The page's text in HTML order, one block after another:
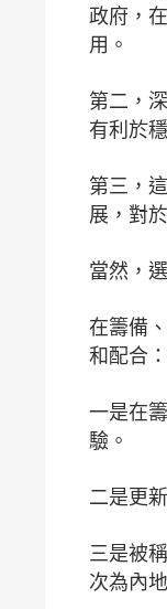
政府，
用。
第二，
有利於
第三，
展，對
當然，
在籌備
和配合：
一是在
驗。
二是更
三是被
次為內